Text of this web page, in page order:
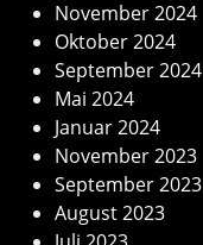
November 2024
Oktober 2024
September 2024
Mai 2024
Januar 2024
November 2023
September 2023
August 2023